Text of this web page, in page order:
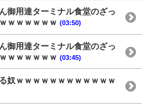
御用達ターミナル食堂のざっ
ｗｗｗｗｗｗ (03:50)
御用達ターミナル食堂のざっ
ｗｗｗｗｗｗ (03:45)
奴ｗｗｗｗｗｗｗｗｗｗｗｗ